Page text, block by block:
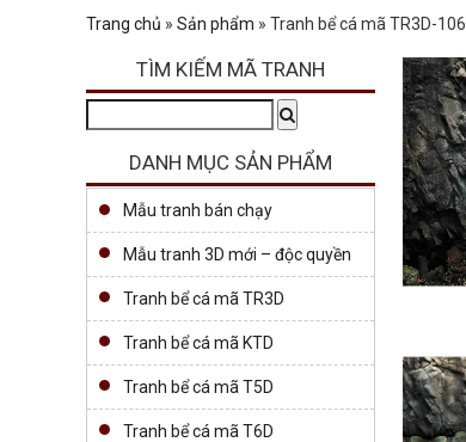
Trang chủ » Sản phẩm » Tranh bể cá mã TR3D-106
TÌM KIẾM MÃ TRANH
DANH MỤC SẢN PHẨM
Mẫu tranh bán chạy
Mẫu tranh 3D mới – độc quyền
Tranh bể cá mã TR3D
Tranh bể cá mã KTD
Tranh bể cá mã T5D
Tranh bể cá mã T6D